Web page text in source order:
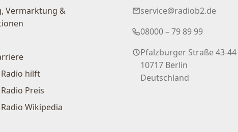
Vermarktung &
hilft
Preis
Wikipedia
service@radiob2.de
08000 – 79 89 99
Pfalzburger Straße 43-44
10717 Berlin
Deutschland